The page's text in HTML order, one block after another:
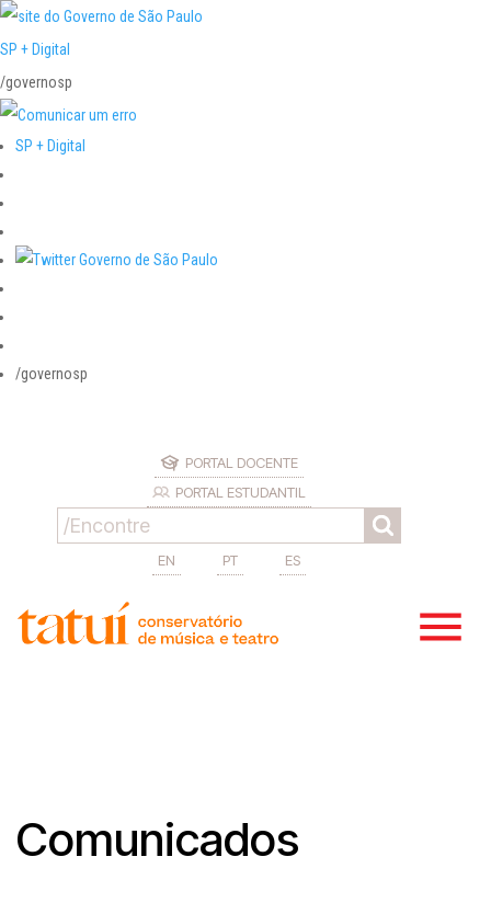
SP + Digital
/governosp
SP + Digital
/governosp
PORTAL DOCENTE
PORTAL ESTUDANTIL
EN PT ES
Comunicados